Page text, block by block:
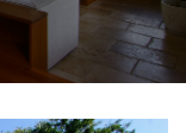
切
り
替
え